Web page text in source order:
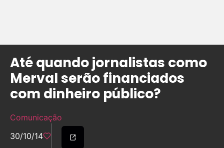
Até quando jornalistas como
Merval serão financiados
com dinheiro público?
Comunicação
30/10/14